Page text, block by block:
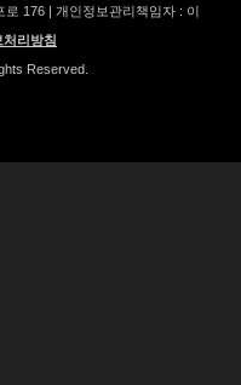
176 | 개인정보관리책임자 : 이
처리방침